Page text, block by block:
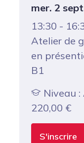
mer. 2
13:30 -
Atelier de
en
B1
Niveau
220,00 €
S'inscrire